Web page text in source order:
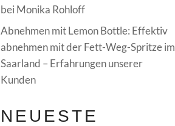
bei Monika Rohloff
Abnehmen mit Lemon Bottle: Effektiv
abnehmen mit der Fett-Weg-Spritze im
Saarland – Erfahrungen unserer
Kunden
NEUESTE